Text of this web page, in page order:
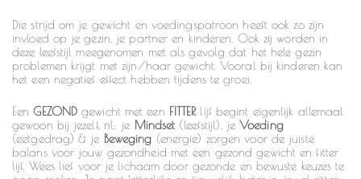
Die strijd om je gewicht en voedingspatroon heeft ook zo zijn
invloed op je gezin, je partner en kinderen. Ook zij worden in
deze leefstijl meegenomen met als gevolg dat het hele gezin
problemen krijgt met zijn/haar gewicht. Vooral bij kinderen kan
het een negatief effect hebben tijdens te groei.
EenGEZOND gewicht met een FITTER lijf begint eigenlijk allemaal
gewoon bij jezelf, nl; je Mindset (leefstijl), jeVoeding
(eetgedrag) & je Beweging (energie) zorgen voor de juiste
balans voor jouw gezondheid met een gezond gewicht en fitter
lijf. Wees lief voor je lichaam door gezonde en bewuste keuzes te